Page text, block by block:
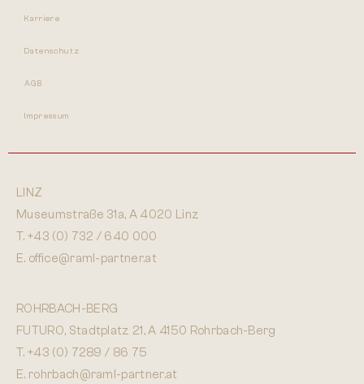
Karriere
Datenschutz
AGB
Impressum
LINZ
Museumstraße 31a, A 4020 Linz
T. +43 (0) 732 / 640 000
E. office@raml-partner.at
ROHRBACH-BERG
FUTURO, Stadtplatz 21, A 4150 Rohrbach-Berg
T. +43 (0) 7289 / 86 75
E. rohrbach@raml-partner.at